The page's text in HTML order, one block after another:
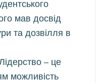
мав досвід
та дозвілля в
– це
можливість